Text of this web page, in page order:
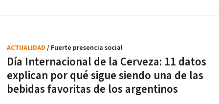
Día Internacional de la Cerveza: 11 datos
explican por qué sigue siendo una de las
bebidas favoritas de los argentinos
ACTUALIDAD / Fuerte presencia social